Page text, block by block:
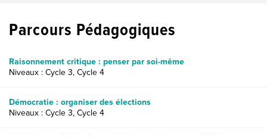
Parcours Pédagogiques
Raisonnement critique : penser par soi-même
Niveaux : Cycle 3, Cycle 4
Démocratie : organiser des élections
Niveaux : Cycle 3, Cycle 4